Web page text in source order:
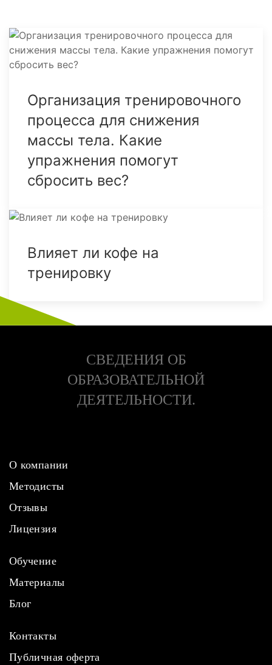
Организация тренировочного
процесса для снижения
массы тела. Какие
упражнения помогут
сбросить вес?
Влияет ли кофе на
тренировку
СВЕДЕНИЯ ОБ
ОБРАЗОВАТЕЛЬНОЙ
ДЕЯТЕЛЬНОСТИ.
О компании
Методисты
Отзывы
Лицензия
Обучение
Материалы
Блог
Контакты
Публичная оферта